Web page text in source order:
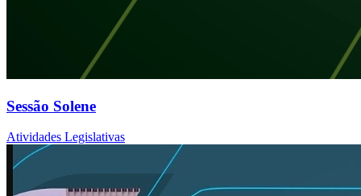
Sessão Solene
Atividades Legislativas